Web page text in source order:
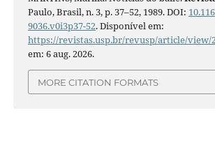
Paulo, Brasil, n. 3, p. 37–52, 1989. DOI:
9036.v0i3p37-52. Disponível em:
https://revistas.usp.br/revusp/article/view/
em: 6 aug. 2026.
MORE CITATION FORMATS